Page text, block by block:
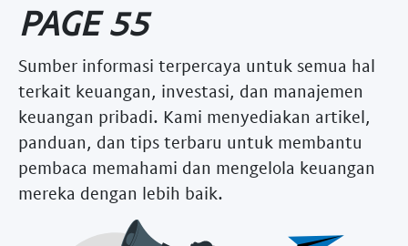
PAGE 55
Sumber informasi terpercaya untuk semua hal
terkait keuangan, investasi, dan manajemen
keuangan pribadi. Kami menyediakan artikel,
panduan, dan tips terbaru untuk membantu
pembaca memahami dan mengelola keuangan
mereka dengan lebih baik.